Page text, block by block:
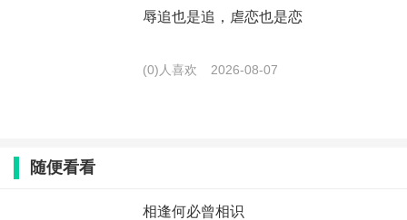
辱追也是追，虐恋也是恋
(0)人喜欢 2026-08-07
随便看看
相逢何必曾相识